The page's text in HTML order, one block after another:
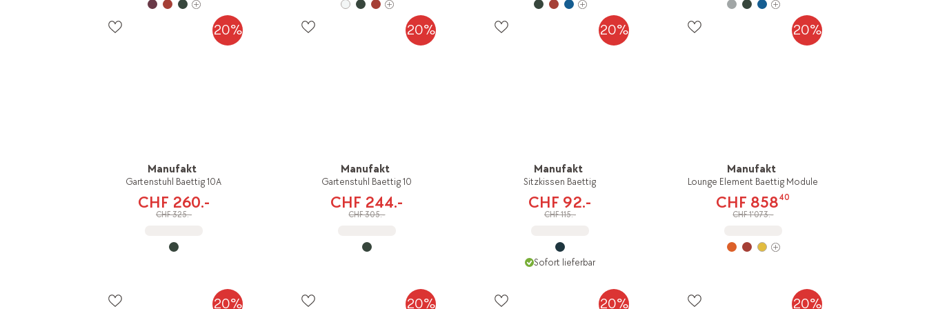
20%
Manufakt
Gartenstuhl Baettig 10A
CHF 260.-
CHF 325.-
20%
Manufakt
Gartenstuhl Baettig 10
CHF 244.-
CHF 305.-
20%
Manufakt
Sitzkissen Baettig
CHF 92.-
CHF 115.-
Sofort lieferbar
20%
Manufakt
Lounge Element Baettig Module
CHF 85840
CHF 1'073.-
20% 20% 20% 20%